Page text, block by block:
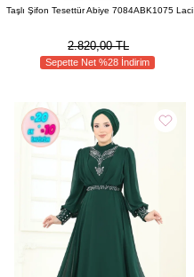
Taşlı Şifon Tesettür Abiye 7084ABK1075 Laci
2.820,00 TL
Sepette Net %28 İndirim